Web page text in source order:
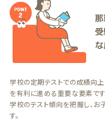
学校の定期テストでの成績向上
を有利に進める重要な要素で
学校のテスト傾向を把握し、
す。